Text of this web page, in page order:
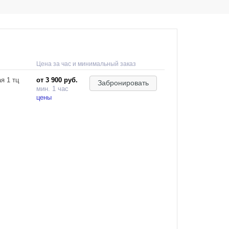
Цена за час и минимальный заказ
1 тц
от 3 900 руб.
мин. 1 час
цены
Забронировать